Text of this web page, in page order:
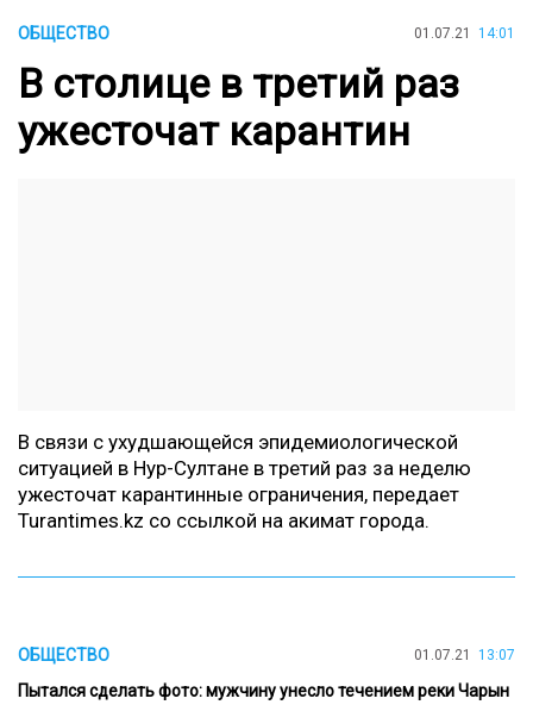
ОБЩЕСТВО 01.07.21 14:01
В столице в третий раз
ужесточат карантин
В связи с ухудшающейся эпидемиологической
ситуацией в Нур-Султане в третий раз за неделю
ужесточат карантинные ограничения, передает
Turantimes.kz со ссылкой на акимат города.
ОБЩЕСТВО 01.07.21 13:07
Пытался сделать фото: мужчину унесло течением реки Чарын